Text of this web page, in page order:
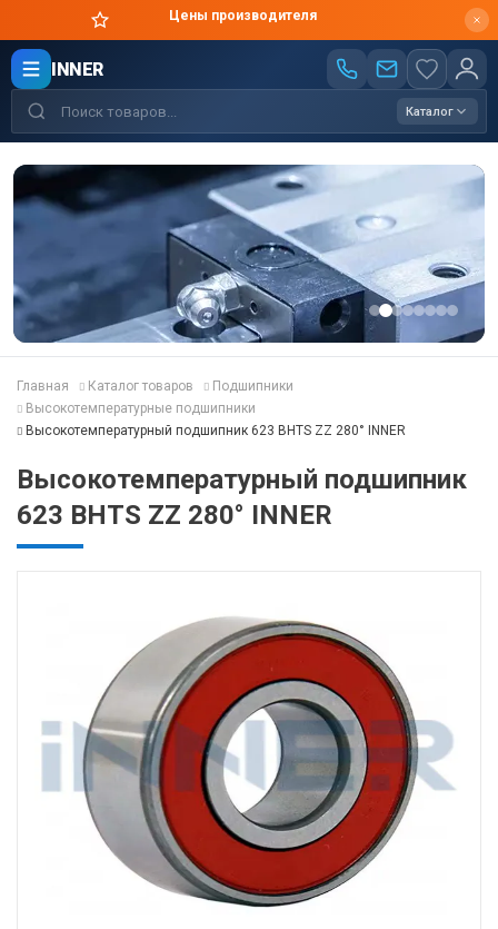
Цены производителя
INNER
Каталог
Главная Каталог товаров
Подшипники
Высокотемпературные подшипники
Высокотемпературный подшипник 623 BHTS ZZ 280° INNER
Высокотемпературный подшипник
623 BHTS ZZ 280° INNER